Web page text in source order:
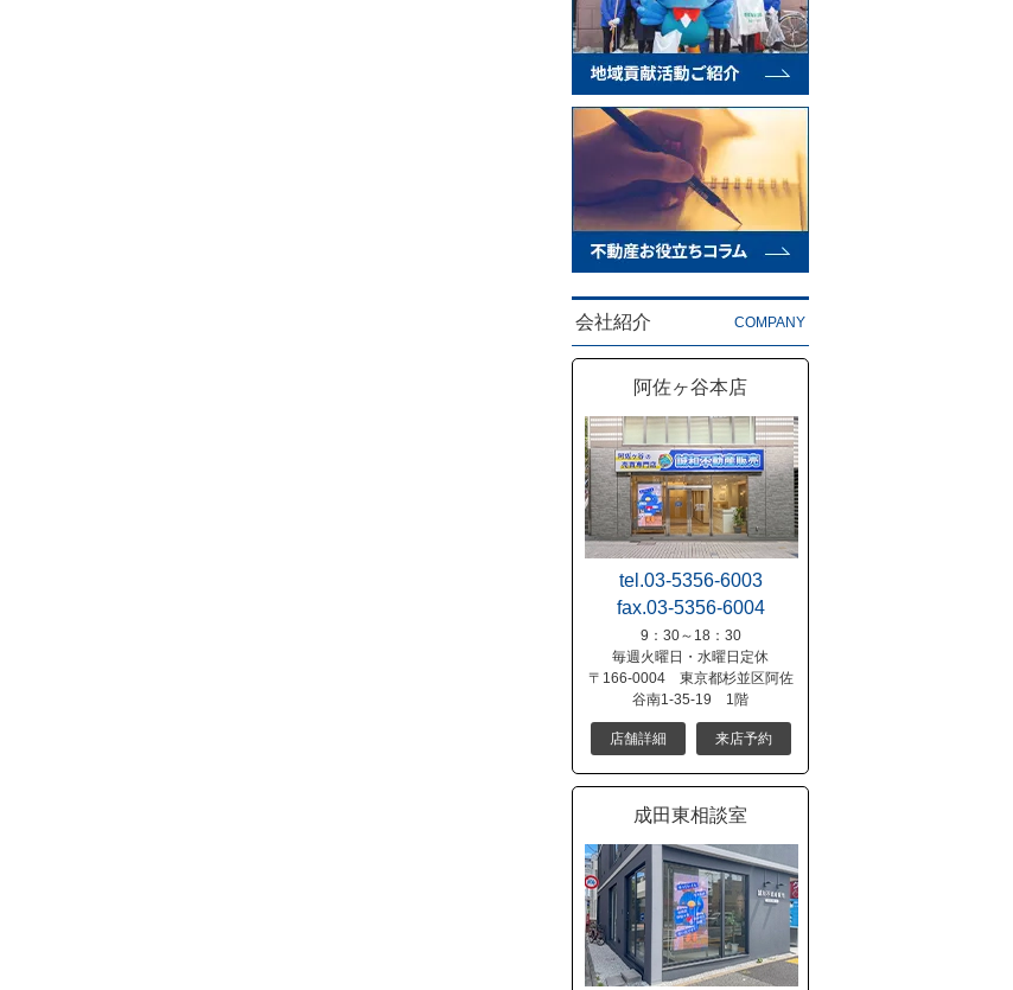
会社紹介 COMPANY
阿佐ヶ谷本店
tel.03-5356-6003
fax.03-5356-6004
9：30～18：30
毎週火曜日・水曜日定休
〒166-0004 東京都杉並区阿佐
谷南1-35-19 1階
店舗詳細 来店予約
成田東相談室